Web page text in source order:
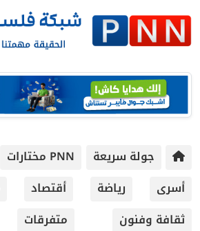
جولة سريعة PNN مختارات
أسرى
رياضة أقتصاد
ثقافة وفنون
متفرقات